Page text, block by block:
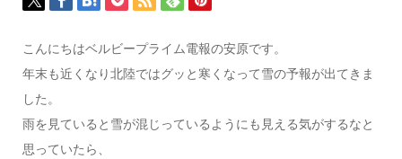
こんにちはベルビープライム電報の安原です。
年末も近くなり北陸ではグッと寒くなって雪の予報が出てきま
した。
雨を見ていると雪が混じっているようにも見える気がするなと
思っていたら、